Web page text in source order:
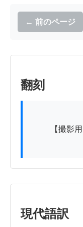
← 前のページ
翻刻
現代語訳